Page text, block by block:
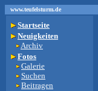
www.teufelsturm.de
Startseite
Neuigkeiten
Archiv
Fotos
Galerie
Suchen
Beitragen